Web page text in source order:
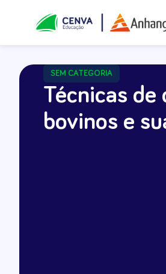
SEM CATEGORIA
Técnicas de
bovinos e